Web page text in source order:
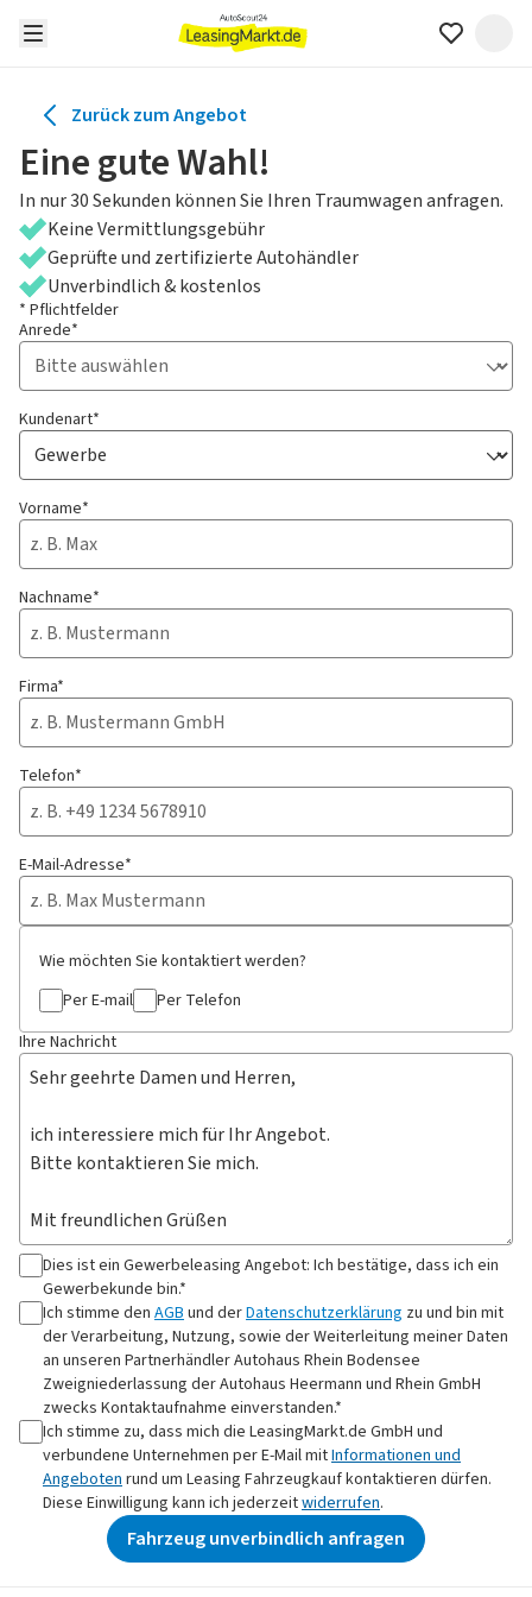
Zurück zum Angebot
Eine gute Wahl!
In nur 30 Sekunden können Sie Ihren Traumwagen anfragen.
Keine Vermittlungsgebühr
Geprüfte und zertifizierte Autohändler
Unverbindlich & kostenlos
* Pflichtfelder
Anrede*
Kundenart*
Vorname*
Nachname*
Firma*
Telefon*
E-Mail-Adresse*
Wie möchten Sie kontaktiert werden?
Per E-mail
Per Telefon
Ihre Nachricht
Dies ist ein Gewerbeleasing Angebot: Ich bestätige, dass ich ein
Gewerbekunde bin.*
Ich stimme den AGBund derDatenschutzerklärung zu und bin mit
der Verarbeitung, Nutzung, sowie der Weiterleitung meiner Daten
an unseren Partnerhändler Autohaus Rhein Bodensee
Zweigniederlassung der Autohaus Heermann und Rhein GmbH
zwecks Kontaktaufnahme einverstanden.*
Ich stimme zu, dass mich die LeasingMarkt.de GmbH und
verbundene Unternehmen per E-Mail mitInformationen und
Angebotenrund um Leasing Fahrzeugkauf kontaktieren dürfen.
Diese Einwilligung kann ich jederzeitwiderrufen.
Fahrzeug unverbindlich anfragen